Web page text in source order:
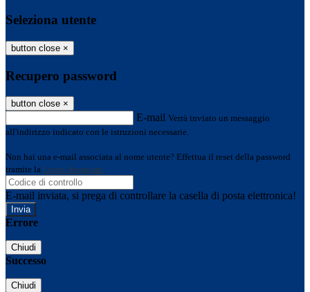
Seleziona utente
button close ×
Recupero password
button close ×
E-mail Verrà inviato un messaggio
all'indirizzo indicato con le istruzioni necessarie.
Non hai una e-mail associata al nome utente? Effettua il reset della password
tramite la Login Spaggiari
E-mail inviata, si prega di controllare la casella di posta elettronica!
Errore
Chiudi
Successo
Chiudi